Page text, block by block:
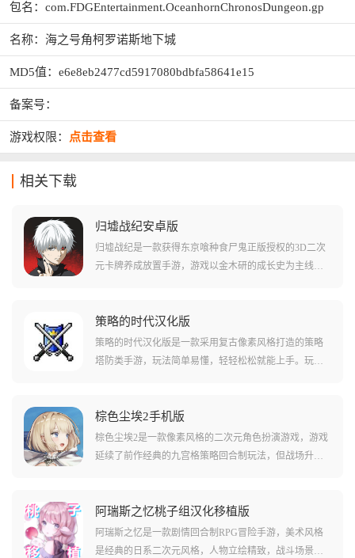
包名：com.FDGEntertainment.OceanhornChronosDungeon.gp
名称：海之号角柯罗诺斯地下城
MD5值：e6e8eb2477cd5917080bdbfa58641e15
备案号：
游戏权限： 点击查看
相关下载
归墟战纪安卓版
归墟战纪是一款获得东京喰种食尸鬼正版授权的3D二次
元卡牌养成放置手游，游戏以金木研的成长史为主线，
集从R到SVP、神话级别的全系列角色卡牌，利用属性克
制与RC细胞潜能激活系统，在即时战斗中通过精准的大
招释放时机，体验颠覆战局的策略快感。
策略的时代汉化版
策略的时代汉化版是一款采用复古像素风格打造的策略
塔防类手游，玩法简单易懂，轻轻松松就能上手。玩家
棋策略与即时战略玩法。游戏内海陆空多类作战单位体
系完整，拥有数十种特色兵种、建筑设施与科技研发项
目，玩家可通过合理的兵种搭配、地形利用与战术布
棕色尘埃2手机版
棕色尘埃2是一款像素风格的二次元角色扮演游戏，游戏
延续了前作经典的九宫格策略回合制玩法，但战场升级
幻、科幻、甚至校园等完全不同的故事情节和画风。
阿瑞斯之忆桃子组汉化移植版
阿瑞斯之忆是一款剧情回合制RPG冒险手游，美术风格
是经典的日系二次元风格，人物立绘精致，战斗场景则